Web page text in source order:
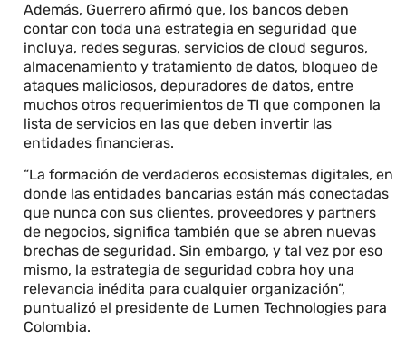
Además, Guerrero afirmó que, los bancos deben
contar con toda una estrategia en seguridad que
incluya, redes seguras, servicios de cloud seguros,
almacenamiento y tratamiento de datos, bloqueo de
ataques maliciosos, depuradores de datos, entre
muchos otros requerimientos de TI que componen la
lista de servicios en las que deben invertir las
entidades financieras.
“La formación de verdaderos ecosistemas digitales, en
donde las entidades bancarias están más conectadas
que nunca con sus clientes, proveedores y partners
de negocios, significa también que se abren nuevas
brechas de seguridad. Sin embargo, y tal vez por eso
mismo, la estrategia de seguridad cobra hoy una
relevancia inédita para cualquier organización”,
puntualizó el presidente de Lumen Technologies para
Colombia.